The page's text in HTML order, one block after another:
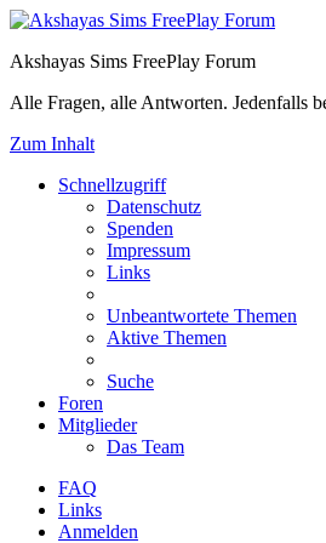
Akshayas Sims FreePlay Forum
Alle Fragen, alle Antworten. Jedenfalls
Zum Inhalt
Schnellzugriff
Datenschutz
Spenden
Impressum
Links
Unbeantwortete Themen
Aktive Themen
Suche
Foren
Mitglieder
Das Team
FAQ
Links
Anmelden